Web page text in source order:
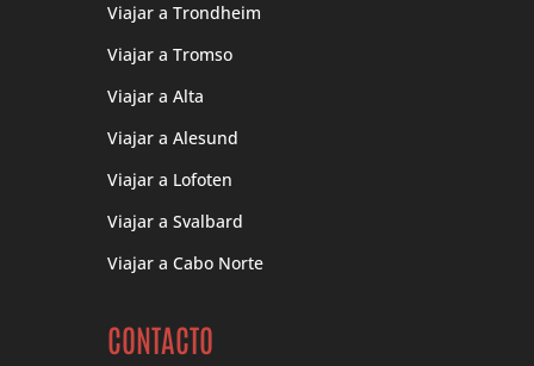
Viajar a Trondheim
Viajar a Tromso
Viajar a Alta
Viajar a Alesund
Viajar a Lofoten
Viajar a Svalbard
Viajar a Cabo Norte
CONTACTO